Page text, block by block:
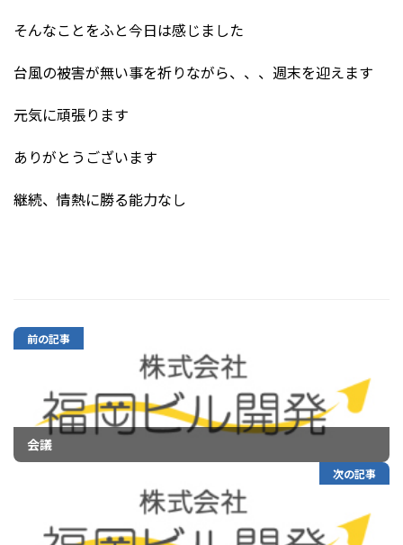
そんなことをふと今日は感じました
台風の被害が無い事を祈りながら、、、週末を迎えます
元気に頑張ります
ありがとうございます
継続、情熱に勝る能力なし
前の記事
会議
次の記事